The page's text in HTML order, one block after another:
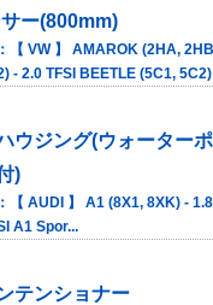
ー(800mm)
【 VW 】 AMAROK (2HA,
- 2.0 TFSI BEETLE (5C1, 5C2)
ウジング(ウォーターポ
)
【 AUDI 】 A1 (8X1, 8XK) -
A1 Spor...
テンショナー